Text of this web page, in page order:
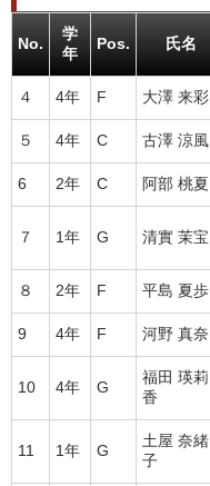
No.
学
年
Pos. 氏名
４ 4年 F 大澤 来彩
５ 4年 C 古澤 涼風
6 2年 C 阿部 桃夏
７ 1年 G 清實 茉宝
８ 2年 F 平島 夏歩
9 4年 F 河野 真奈
10 4年 G
福田 瑛莉
香
11 1年 G
土屋 奈緒
子